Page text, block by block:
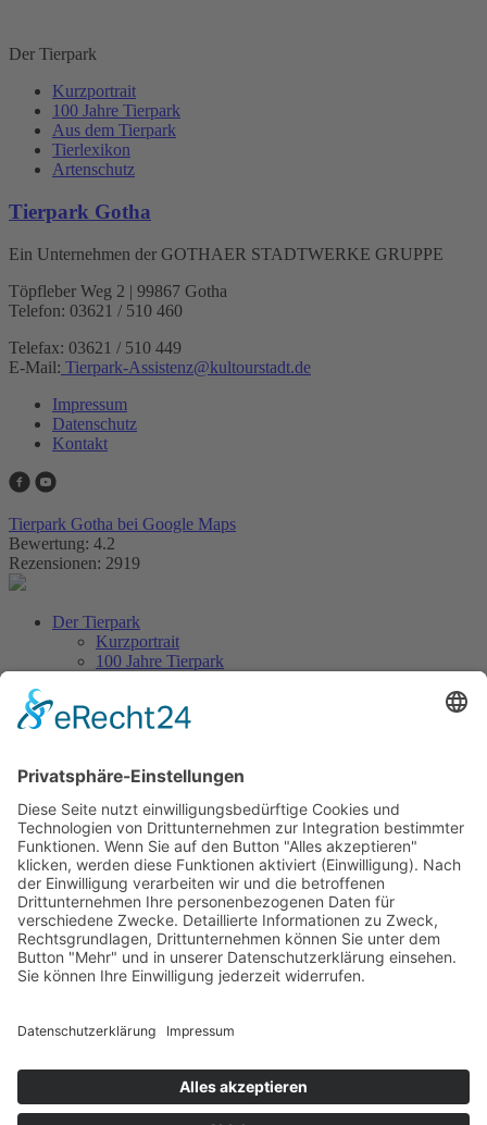
Der Tierpark
Kurzportrait
100 Jahre Tierpark
Aus dem Tierpark
Tierlexikon
Artenschutz
Tierpark Gotha
Ein Unternehmen der GOTHAER STADTWERKE GRUPPE
Töpfleber Weg 2 | 99867 Gotha
Telefon: 03621 / 510 460
Telefax: 03621 / 510 449
E-Mail: Tierpark-Assistenz@kultourstadt.de
Impressum
Datenschutz
Kontakt
Tierpark Gotha bei Google Maps
Bewertung: 4.2
Rezensionen: 2919
Der Tierpark
Kurzportrait
100 Jahre Tierpark
Artenschutz
Lageplan
Anfahrt & Parken
Gastronomie
Barrierefreiheit
Kontakt
Erlebniswelt
Veranstaltungen
Höhepunkte & Feste
Ferienprogramm
Neuigkeiten
Tierpatenschaft
Unsere Partner
Tierische Wunschliste